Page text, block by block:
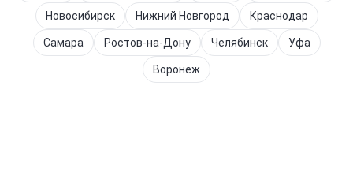
Новосибирск Нижний Новгород Краснодар
Самара Ростов-на-Дону Челябинск Уфа
Воронеж